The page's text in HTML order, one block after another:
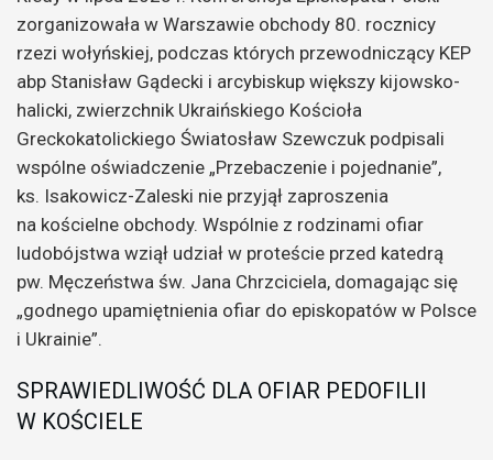
zorganizowała w Warszawie obchody 80. rocznicy
rzezi wołyńskiej, podczas których przewodniczący KEP
abp Stanisław Gądecki i arcybiskup większy kijowsko-
halicki, zwierzchnik Ukraińskiego Kościoła
Greckokatolickiego Światosław Szewczuk podpisali
wspólne oświadczenie „Przebaczenie i pojednanie”,
ks. Isakowicz-Zaleski nie przyjął zaproszenia
na kościelne obchody. Wspólnie z rodzinami ofiar
ludobójstwa wziął udział w proteście przed katedrą
pw. Męczeństwa św. Jana Chrzciciela, domagając się
„godnego upamiętnienia ofiar do episkopatów w Polsce
i Ukrainie”.
SPRAWIEDLIWOŚĆ DLA OFIAR PEDOFILII
W KOŚCIELE